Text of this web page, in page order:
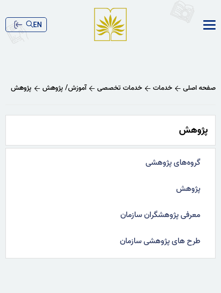
EN
صفحه اصلی خدمات خدمات تخصصی آموزش/ پژوهش پژوهش
پژوهش
گروه‌های پژوهشی
پژوهش
معرفی پژوهشگران سازمان
طرح‌ های پژوهشی سازمان